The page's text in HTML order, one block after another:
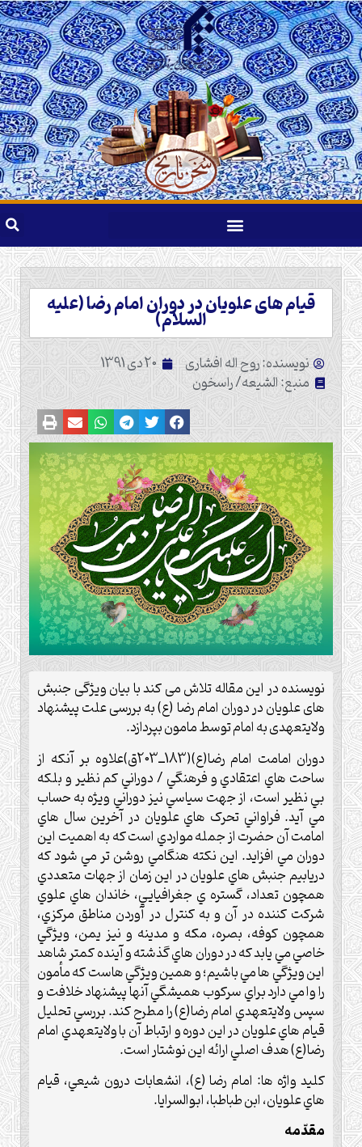
قیام های علویان در دوران امام رضا (علیه
السلام)
نویسنده: روح اله افشاری 20 دی 1391
منبع: الشیعه/ راسخون
نویسنده در این مقاله تلاش می کند با بیان ویژگی جنبش
های علویان در دوران امام رضا (ع) به بررسی علت پیشنهاد
ولایتعهدی به امام توسط مامون بپردازد.
دوران امامت امام رضا(ع)(183ــ203ق)علاوه بر آنکه از
ساحت هاي اعتقادي و فرهنگي / دوراني کم نظير و بلکه
بي نظير است، از جهت سياسي نيز دوراني ويژه به حساب
مي آيد. فراواني تحرک هاي علويان در آخرين سال هاي
امامت آن حضرت از جمله مواردي است که به اهميت اين
دوران مي افزايد. اين نکته هنگامي روشن تر مي شود که
دريابيم جنبش هاي علويان در اين زمان از جهات متعددي
همچون تعداد، گستره ي جغرافيايي، خاندان هاي علوي
شرکت کننده در آن و به کنترل در آوردن مناطق مرکزي،
همچون کوفه، بصره، مکه و مدينه و نيز يمن، ويژگي
خاصي مي يابد که در دوران هاي گذشته و آينده کمتر شاهد
اين ويژگي ها مي باشيم؛ و همين ويژگي هاست که مأمون
را وا مي دارد براي سرکوب هميشگي آنها پيشنهاد خلافت و
سپس ولايتعهدي امام رضا(ع) را مطرح کند. بررسي تحليل
قيام هاي علويان در اين دوره و ارتباط آن با ولايتعهدي امام
رضا(ع) هدف اصلي ارائه اين نوشتار است.
کليد واژه ها: امام رضا (ع)، انشعابات درون شيعي، قيام
هاي علويان، ابن طباطبا، ابوالسرايا.
مقدّمه